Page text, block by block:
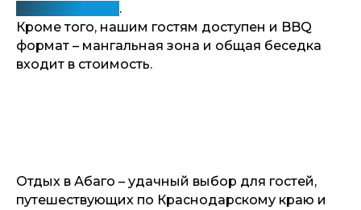
.
Кроме того, нашим гостям доступен и BBQ
формат – мангальная зона и общая беседка
входит в стоимость.
Отдых в Абаго – удачный выбор для гостей,
путешествующих по Краснодарскому краю и